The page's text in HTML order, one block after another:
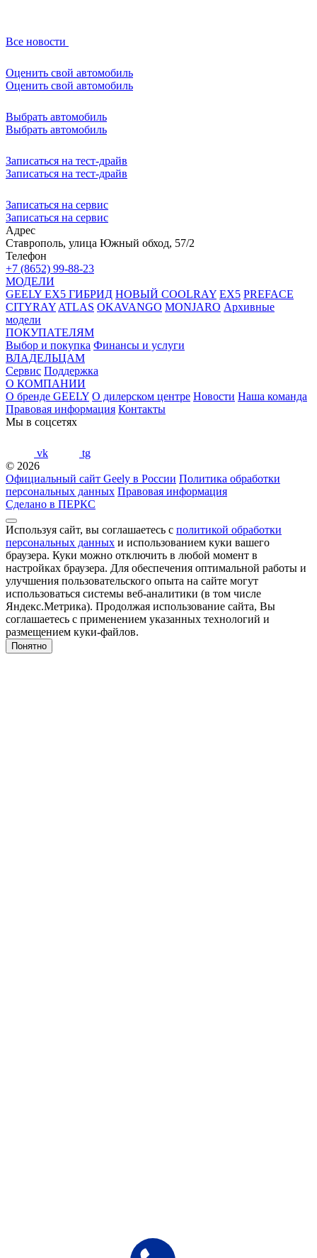
Все новости
Оценить свой автомобиль
Оценить свой автомобиль
Выбрать автомобиль
Выбрать автомобиль
Записаться на тест-драйв
Записаться на тест-драйв
Записаться на сервис
Записаться на сервис
Адрес
Ставрополь, улица Южный обход, 57/2
Телефон
+7 (8652) 99-88-23
МОДЕЛИ
GEELY EX5 ГИБРИД НОВЫЙ COOLRAY EX5 PREFACE
CITYRAY ATLAS OKAVANGO MONJARO Архивные
модели
ПОКУПАТЕЛЯМ
Выбор и покупка Финансы и услуги
ВЛАДЕЛЬЦАМ
Сервис Поддержка
О КОМПАНИИ
О бренде GEELY О дилерском центре Новости Наша команда
Правовая информация Контакты
Мы в соцсетях
vk
tg
© 2026
Официальный сайт Geely в России Политика обработки
персональных данных Правовая информация
Сделано в ПЕРКС
Используя сайт, вы соглашаетесь с политикой обработки
персональных данных и использованием куки вашего
браузера. Куки можно отключить в любой момент в
настройках браузера. Для обеспечения оптимальной работы и
улучшения пользовательского опыта на сайте могут
использоваться системы веб-аналитики (в том числе
Яндекс.Метрика). Продолжая использование сайта, Вы
соглашаетесь с применением указанных технологий и
размещением куки-файлов.
Понятно